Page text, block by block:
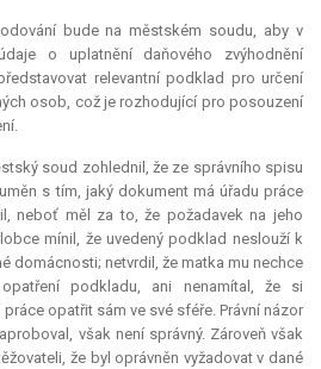
bude na městském soudu, aby v
o uplatnění daňového zvýhodnění
relevantnípodklad pro určení
osob, což je rozhodující pro posouzení
soud zohlednil, že ze správního spisu
s tím, jaký dokument má úřadu práce
neboť měl za to, že požadavek na jeho
mínil, že uvedený podklad neslouží k
domácnosti; netvrdil, že matka mu nechce
podkladu, ani nenamítal, že si
opatřit sám ve své sféře. Právní názor
však není správný. Zároveň však
že byl oprávněn vyžadovat v dané